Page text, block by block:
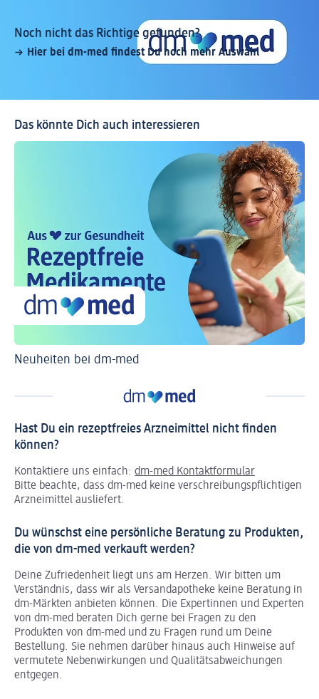
Noch nicht das Richtige gefunden?
Hier bei dm-med findest Du noch mehr Auswahl
Das könnte Dich auch interessieren
Neuheiten bei dm-med
Hast Du ein rezeptfreies Arzneimittel nicht finden
können?
Kontaktiere uns einfach: dm-med Kontaktformular
Bitte beachte, dass dm-med keine verschreibungspflichtigen
Arzneimittel ausliefert.
Du wünschst eine persönliche Beratung zu Produkten,
die von dm-med verkauft werden?
Deine Zufriedenheit liegt uns am Herzen. Wir bitten um
Verständnis, dass wir als Versandapotheke keine Beratung in
dm-Märkten anbieten können. Die Expertinnen und Experten
von dm-med beraten Dich gerne bei Fragen zu den
Produkten von dm-med und zu Fragen rund um Deine
Bestellung. Sie nehmen darüber hinaus auch Hinweise auf
vermutete Nebenwirkungen und Qualitätsabweichungen
entgegen.